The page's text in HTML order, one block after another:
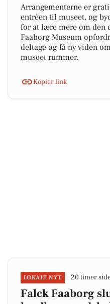
Arrangementerne er
entréen til museet, og
for at lære mere om den
Faaborg Museum
deltage og få ny viden
museet rummer.
Kopiér link
LOKALT NYT 20 timer
Falck Faaborg